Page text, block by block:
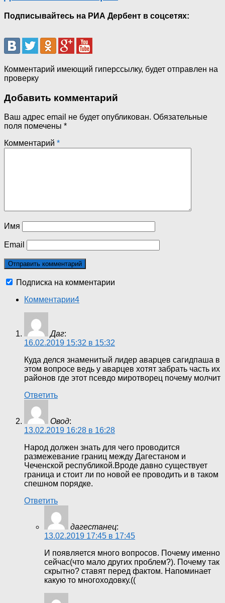
Подписывайтесь на РИА Дербент в соцсетях:
Комментарий имеющий гиперссылку, будет отправлен на
проверку
Добавить комментарий
Ваш адрес email не будет опубликован. Обязательные
поля помечены *
Комментарий *
Имя
Email
Подписка на комментарии
Комментарии4
Даг:
16.02.2019 15:32 в 15:32
Куда делся знаменитый лидер аварцев сагидпаша в
этом вопросе ведь у аварцев хотят забрать часть их
районов где этот псевдо миротворец почему молчит
Ответить
Овод:
13.02.2019 16:28 в 16:28
Народ должен знать для чего проводится
размежевание границ между Дагестаном и
Чеченской республикой.Вроде давно существует
граница и стоит ли по новой ее проводить и в таком
спешном порядке.
Ответить
дагестанец:
13.02.2019 17:45 в 17:45
И появляется много вопросов. Почему именно
сейчас(что мало других проблем?). Почему так
скрытно? ставят перед фактом. Напоминает
какую то многоходовку.((